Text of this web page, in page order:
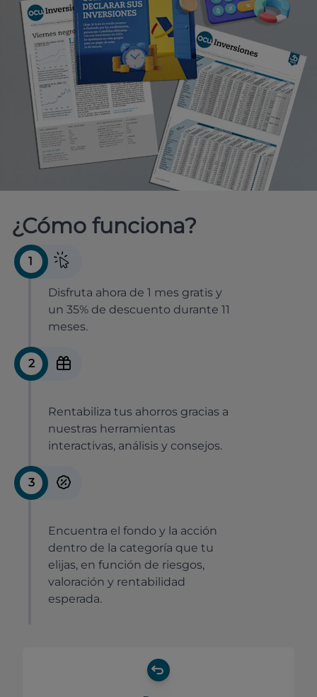
¿Cómo funciona?
1
Disfruta ahora de 1 mes gratis y
un 35% de descuento durante 11
meses.
2
Rentabiliza tus ahorros gracias a
nuestras herramientas
interactivas, análisis y consejos.
3
Encuentra el fondo y la acción
dentro de la categoría que tu
elijas, en función de riesgos,
valoración y rentabilidad
esperada.